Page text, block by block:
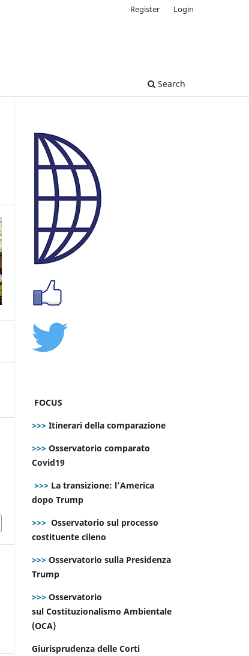
Search
Register Login
FOCUS
>>> Itinerari della comparazione
>>> Osservatorio comparato
Covid19
>>> La transizione: l’America
dopo Trump
>>> Osservatorio sul processo
costituente cileno
>>> Osservatorio sulla Presidenza
Trump
>>> Osservatorio
sul Costituzionalismo Ambientale
(OCA)
Giurisprudenza delle Corti